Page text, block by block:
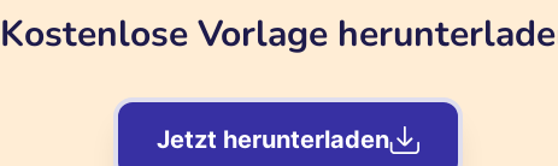
Kostenlose Vorlage
Jetzt herunterladen